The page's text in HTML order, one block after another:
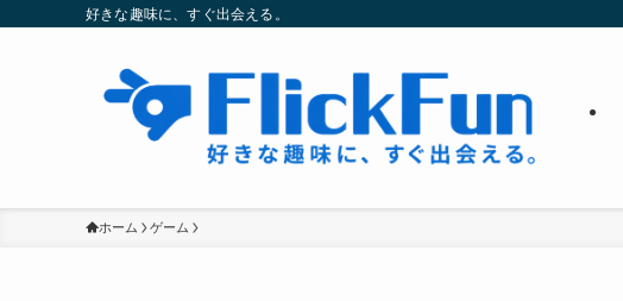
好きな趣味に、すぐ出会える。
ホーム ゲーム